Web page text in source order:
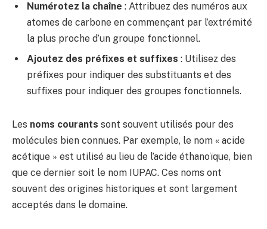
Numérotez la chaîne : Attribuez des numéros aux
atomes de carbone en commençant par l’extrémité
la plus proche d’un groupe fonctionnel.
Ajoutez des préfixes et suffixes : Utilisez des
préfixes pour indiquer des substituants et des
suffixes pour indiquer des groupes fonctionnels.
Les noms courants sont souvent utilisés pour des
molécules bien connues. Par exemple, le nom « acide
acétique » est utilisé au lieu de l’acide éthanoïque, bien
que ce dernier soit le nom IUPAC. Ces noms ont
souvent des origines historiques et sont largement
acceptés dans le domaine.